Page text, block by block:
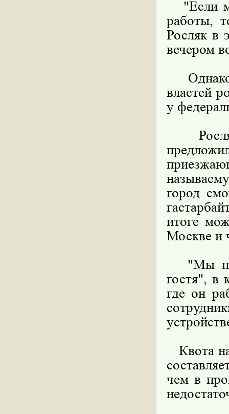
"Если
работы,
Росляк в
вечером
Однако
властей
у
город
итоге
Москве и
"Мы
гостя", в
где он
Квота
чем в